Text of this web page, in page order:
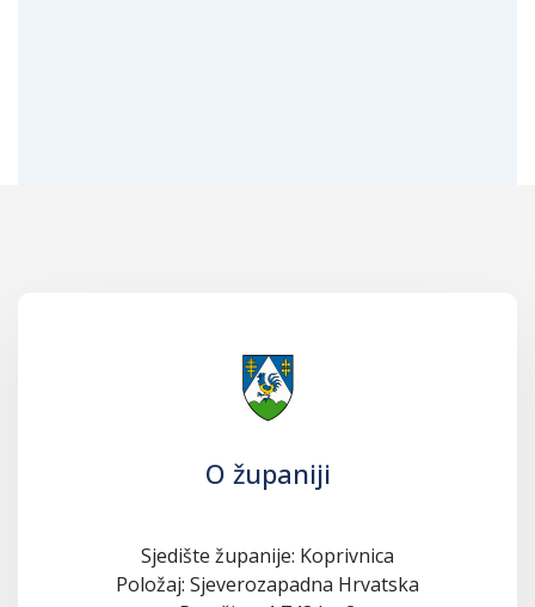
O županiji
Sjedište županije: Koprivnica
Položaj: Sjeverozapadna Hrvatska